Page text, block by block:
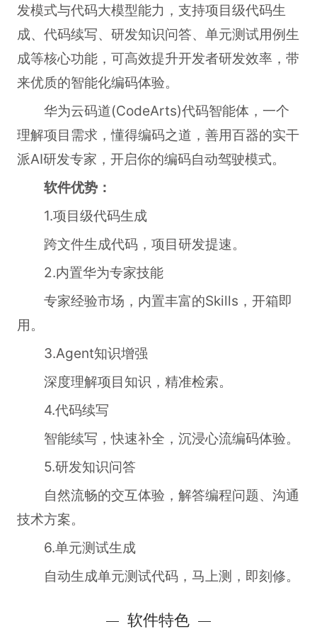
发模式与代码大模型能力，支持项目级代码生
成、代码续写、研发知识问答、单元测试用例生
成等核心功能，可高效提升开发者研发效率，带
来优质的智能化编码体验。
华为云码道(CodeArts)代码智能体，一个
理解项目需求，懂得编码之道，善用百器的实干
派AI研发专家，开启你的编码自动驾驶模式。
软件优势：
1.项目级代码生成
跨文件生成代码，项目研发提速。
2.内置华为专家技能
专家经验市场，内置丰富的Skills，开箱即
用。
3.Agent知识增强
深度理解项目知识，精准检索。
4.代码续写
智能续写，快速补全，沉浸心流编码体验。
5.研发知识问答
自然流畅的交互体验，解答编程问题、沟通
技术方案。
6.单元测试生成
自动生成单元测试代码，马上测，即刻修。
软件特色